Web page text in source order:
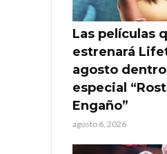
Las películas
estrenará
agosto
especial
Engaño”
agosto 6, 2026